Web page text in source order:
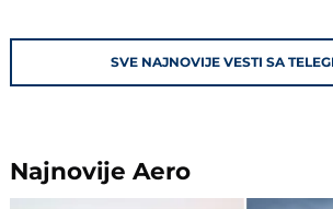
SVE NAJNOVIJE VESTI SA
NajnovijeAero